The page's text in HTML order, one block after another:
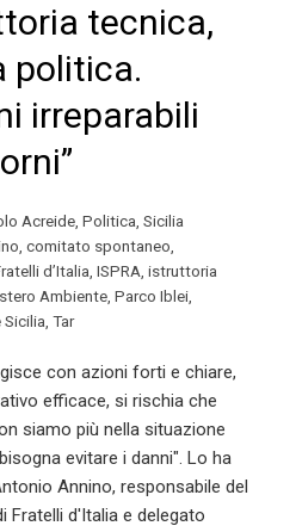
tecnica,
politica.
irreparabili
Acreide, Politica, Sicilia
, comitato spontaneo,
d’Italia, ISPRA, istruttoria
Ambiente, Parco Iblei,
Sicilia, Tar
con azioni forti e chiare,
efficace, si rischia che
siamo più nella situazione
evitare i danni". Lo ha
Annino, responsabile del
Fratelli d'Italia e delegato